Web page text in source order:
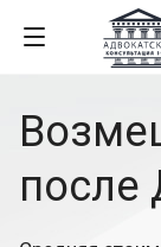
после